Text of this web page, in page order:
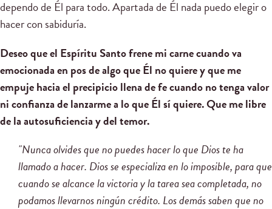
dependo de Él para todo. Apartada de Él nada puedo elegir o
hacer con sabiduría.
Deseo que el Espíritu Santo frene mi carne cuando va
emocionada en pos de algo que Él no quiere y que me
empuje hacia el precipicio llena de fe cuando no tenga valor
ni confianza de lanzarme a lo que Él sí quiere. Que me libre
de la autosuficiencia y del temor.
"Nunca olvides que no puedes hacer lo que Dios te ha
llamado a hacer. Dios se especializa en lo imposible, para que
cuando se alcance la victoria y la tarea sea completada, no
podamos llevarnos ningún crédito. Los demás saben que no